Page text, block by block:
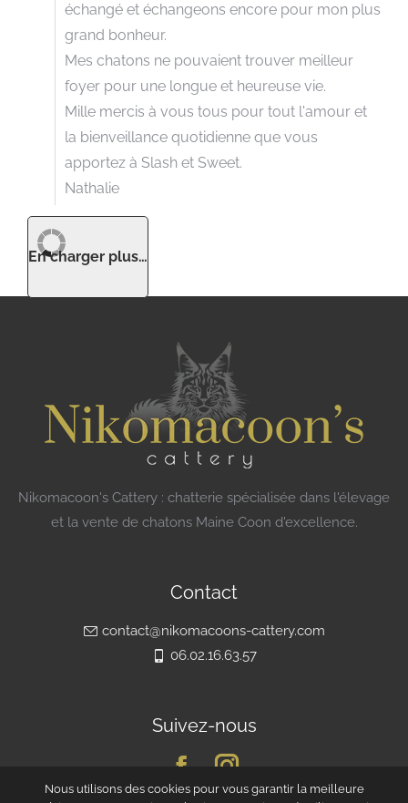
échangé et échangeons encore pour mon plus
grand bonheur.
Mes chatons ne pouvaient trouver meilleur
foyer pour une longue et heureuse vie.
Mille mercis à vous tous pour tout l'amour et
la bienveillance quotidienne que vous
apportez à Slash et Sweet.
Nathalie
En charger plus…
Nikomacoon's Cattery : chatterie spécialisée dans l'élevage
et la vente de chatons Maine Coon d'excellence.
Contact
contact@nikomacoons-cattery.com
06.02.16.63.57
Suivez-nous
Nous utilisons des cookies pour vous garantir la meilleure